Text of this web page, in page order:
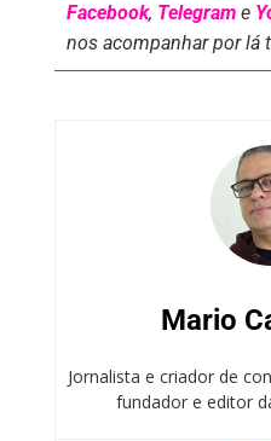
Facebook, Telegrame
nos acompanhar por lá
Mario
Jornalista e criador de
fundador e editor